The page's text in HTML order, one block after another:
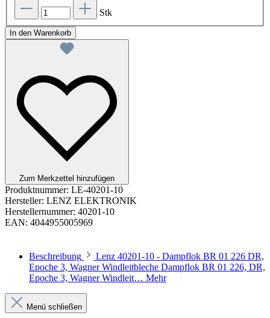
Stk
In den Warenkorb
Zum Merkzettel hinzufügen
Produktnummer: LE-40201-10
Hersteller: LENZ ELEKTRONIK
Herstellernummer: 40201-10
EAN: 4044955005969
Beschreibung
Lenz 40201-10 - Dampflok BR 01 226 DR,
Epoche 3, Wagner Windleitbleche Dampflok BR 01 226, DR,
Epoche 3, Wagner Windleit… Mehr
Menü schließen